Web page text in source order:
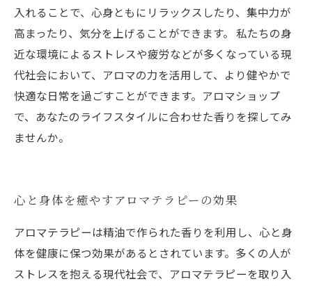
入れることで、心身ともにリラックスしたり、集中力が
高まったり、気分を上げることができます。 私たちの身
近な環境によるストレスや疲労などが多くなっている現
代社会において、アロマの力を活用して、より健やかで
快適な日常を過ごすことができます。アロマショップ
で、あなたのライフスタイルに合わせた香りを探してみ
ませんか。
心と身体を癒やすアロマテラピーの効果
アロマテラピーは精油で作られた香りを利用し、心と身
体を健康に保つ効果があるとされています。多くの人が
ストレスを抱える現代社会で、アロマテラピーを取り入